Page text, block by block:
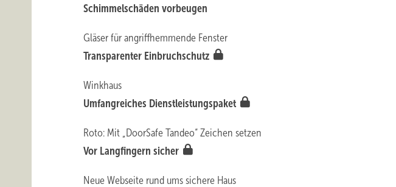
Schimmelschäden vorbeugen
Gläser für angriffhemmende Fenster
Transparenter Einbruchschutz
Winkhaus
Umfangreiches Dienstleistungspaket
Roto: Mit „DoorSafe Tandeo“ Zeichen setzen
Vor Langfingern sicher
Neue Webseite rund ums sichere Haus